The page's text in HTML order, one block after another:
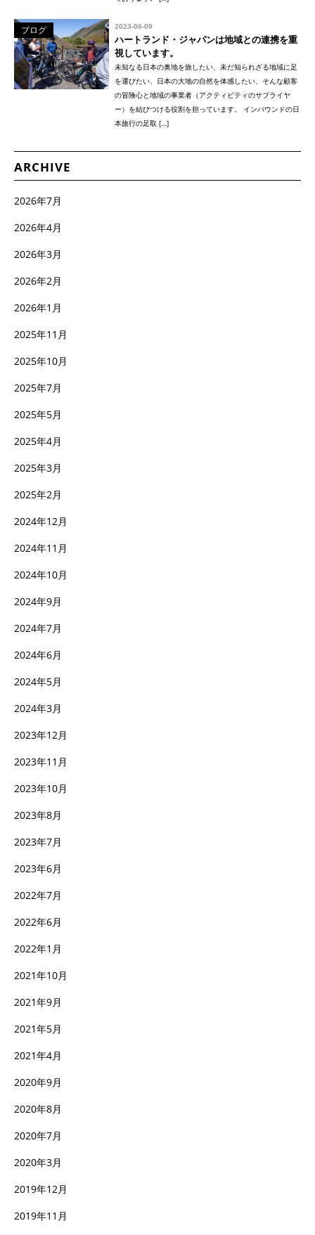
ブログ 2023-06-09
ハートランド・ジャパンは地域との連携を重
視しています。
未知なる日本の奥地を旅したい、未だ知られざる地域に足
を運びたい、日本の大地の自然を体感したい、そんな顧客
の冒険心と地域の事業者（アクティビティのサプライヤ
ー）を結びつける役割を担っています。 インバウンドの日
本旅行の足取 […]
ARCHIVE
2026年7月
2026年4月
2026年3月
2026年2月
2026年1月
2025年11月
2025年10月
2025年7月
2025年5月
2025年4月
2025年3月
2025年2月
2024年12月
2024年11月
2024年10月
2024年9月
2024年7月
2024年6月
2024年5月
2024年3月
2023年12月
2023年11月
2023年10月
2023年8月
2023年7月
2023年6月
2022年7月
2022年6月
2022年1月
2021年10月
2021年9月
2021年5月
2021年4月
2020年9月
2020年8月
2020年7月
2020年3月
2019年12月
2019年11月